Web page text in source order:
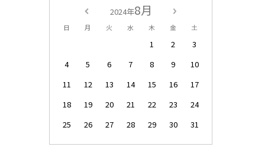
2024年8月
日 月 火 水 木 金 土
1 2
3
4
5 6 7 8 9
10
11
12 13 14 15 16
17
18
19 20 21 22 23
24
25
26 27 28 29 30 31